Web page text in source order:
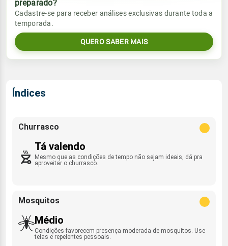
Umidade do ar
68%98%
Rajada de vento
Sol
05:58h às 17:29h
Lua
Chuva
0.0mm
Umidade do ar
Vento
SSE - 7km/h
Rajada de vento
Sol
preparado?
Cadastre-se para receber análises exclusivas durante toda a
temporada.
QUERO SABER MAIS
Índices
Churrasco
Tá valendo
Mesmo que as condições de tempo não sejam ideais, dá pra
aproveitar o churrasco.
Mosquitos
Médio
Condições favorecem presença moderada de mosquitos. Use
telas e repelentes pessoais.